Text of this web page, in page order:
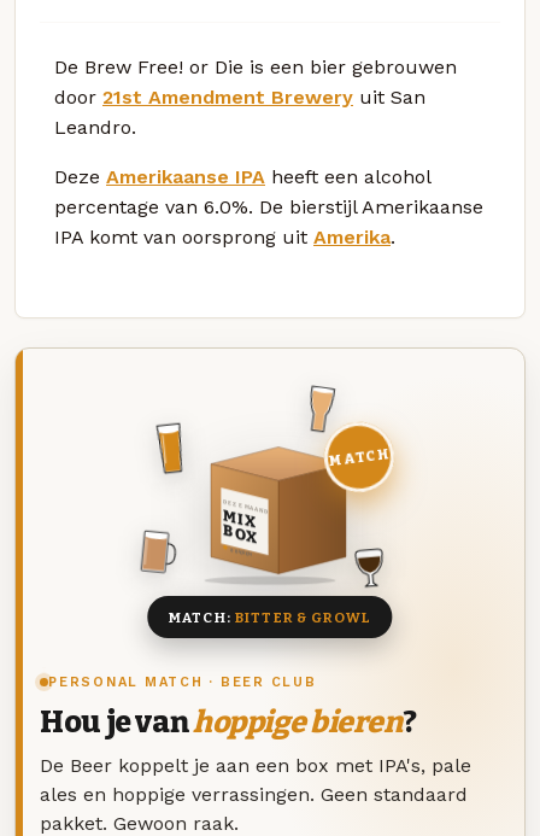
De Brew Free! or Die is een bier gebrouwen
door 21st Amendment Brewery uit San
Leandro.
Deze Amerikaanse IPA heeft een alcohol
percentage van 6.0%. De bierstijl Amerikaanse
IPA komt van oorsprong uit Amerika.
PERSONAL MATCH · BEER CLUB
Hou je vanhoppige bieren?
De Beer koppelt je aan een box met IPA's, pale
ales en hoppige verrassingen. Geen standaard
pakket. Gewoon raak.
DEZE MAAND
MIX
BOX
8 BIEREN
MATCH
MATCH: BITTER & GROWL